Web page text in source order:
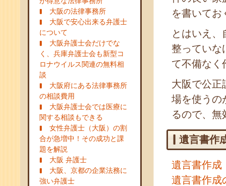
大阪の法律事務所
大阪で安心出来る弁護士
について
大阪弁護士会だけでな
く、兵庫弁護士会も新型コ
ロナウイルス関連の無料相
談
大阪府にある法律事務所
の相談費用
大阪弁護士会では医療に
関する相談もできる
女性弁護士（大阪）の割
合が急増中！その成功と課
題を解説
大阪 弁護士
大阪、京都の企業法務に
強い弁護士
を書いてお
とはいえ
整っていな
て不備なく
大阪で公正
場を使うの
るので、無
遺言書作
遺言書作成
遺言書作成